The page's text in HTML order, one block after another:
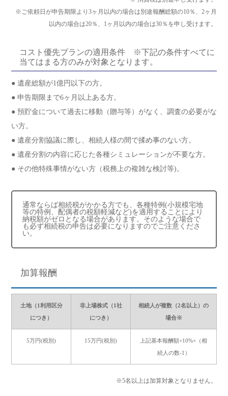
※ご依頼日が申告期限より3ヶ月以内の場合は別途報酬総額の10％、2ヶ月
以内の場合は20％、1ヶ月以内の場合は30％を申し受けます。
コスト優先プランの適用条件 ※下記の条件すべてに
当てはまる方のみが対象となります。
● 遺産総額が1億円以下の方。
● 申告期限まで6ヶ月以上ある方。
● 預貯金について過去に移動（贈与等）がなく、調査の必要がな
い方。
● 遺産分割協議に際し、相続人様の間で揉め事のない方。
● 遺産分割の内容に応じた各種シミュレーションが不要な方。
● その他特殊事情がない方（税務上の複雑な検討等)。
通常ならば相続税がかかる方でも、各種特例(小規模宅地
等の特例、配偶者の税額軽減など)を適用することにより
納税額がゼロとなる場合があります。そのような場合で
も必ず相続税の申告は必要になりますのでご注意くださ
い。
加算報酬
土地（1利用区分
につき）
非上場株式（1社
につき）
相続人が複数（2名以上）の
場合※
5万円(税別) 15万円(税別)
上記基本報酬額×10%×（相
続人の数-1）
※5名以上は加算対象となりません。